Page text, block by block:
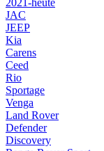
2021-heute
JAC
JEEP
Kia
Carens
Ceed
Rio
Sportage
Venga
Land Rover
Defender
Discovery